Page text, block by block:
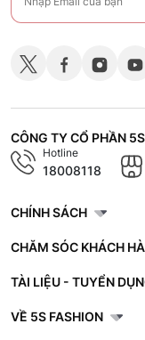
CÔNG TY CỔ PHẦN
Hotline
18008118
CHÍNH SÁCH
CHĂM SÓC KHÁCH
TÀI LIỆU - TUYỂN
VỀ 5S FASHION